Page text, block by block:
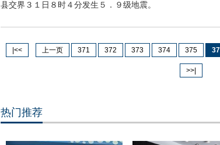
县交界３１日８时４分发生５．９级地震。
|<< 上一页 371 372 373 374 375
>>|